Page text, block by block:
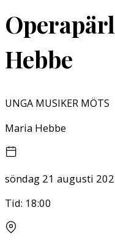
Hebbe
UNGA MUSIKER MÖTS
Maria Hebbe
söndag 21 augusti
Tid: 18:00